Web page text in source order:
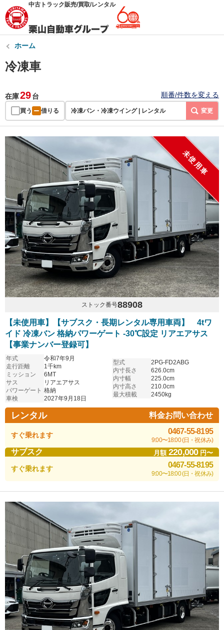
中古トラック販売/買取/レンタル
ホーム
冷凍車
在庫29台 順番/件数を変える
買う 借りる 冷凍バン・冷凍ウイング | レンタル 変更
未使用車
ストック番号88908
【未使用車】【サブスク・長期レンタル専用車両】 4tワ
イド 冷凍バン 格納パワーゲート -30℃設定 リアエアサス
【事業ナンバー登録可】
年式
令和7年9月
走行距離
1千km
ミッション
6MT
サス
リアエアサス
パワーゲート 格納
車検
2027年9月18日
型式
2PG-FD2ABG
内寸長さ
626.0cm
内寸幅
225.0cm
内寸高さ
210.0cm
最大積載
2450kg
レンタル 料金お問い合わせ
すぐ乗れます 0467-55-8195
9:00〜18:00 (日・祝休み)
サブスク 月額220,000円〜
すぐ乗れます 0467-55-8195
9:00〜18:00 (日・祝休み)